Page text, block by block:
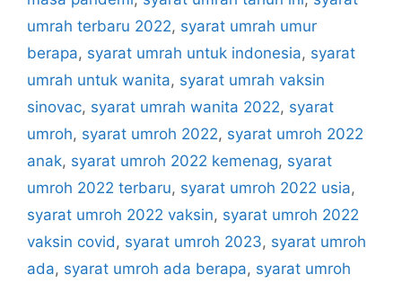
umrah terbaru 2022, syarat umrah umur
berapa, syarat umrah untuk indonesia, syarat
umrah untuk wanita, syarat umrah vaksin
sinovac, syarat umrah wanita 2022, syarat
umroh, syarat umroh 2022, syarat umroh 2022
anak, syarat umroh 2022 kemenag, syarat
umroh 2022 terbaru, syarat umroh 2022 usia,
syarat umroh 2022 vaksin, syarat umroh 2022
vaksin covid , syarat umroh 2023, syarat umroh
ada, syarat umroh ada berapa, syarat umroh